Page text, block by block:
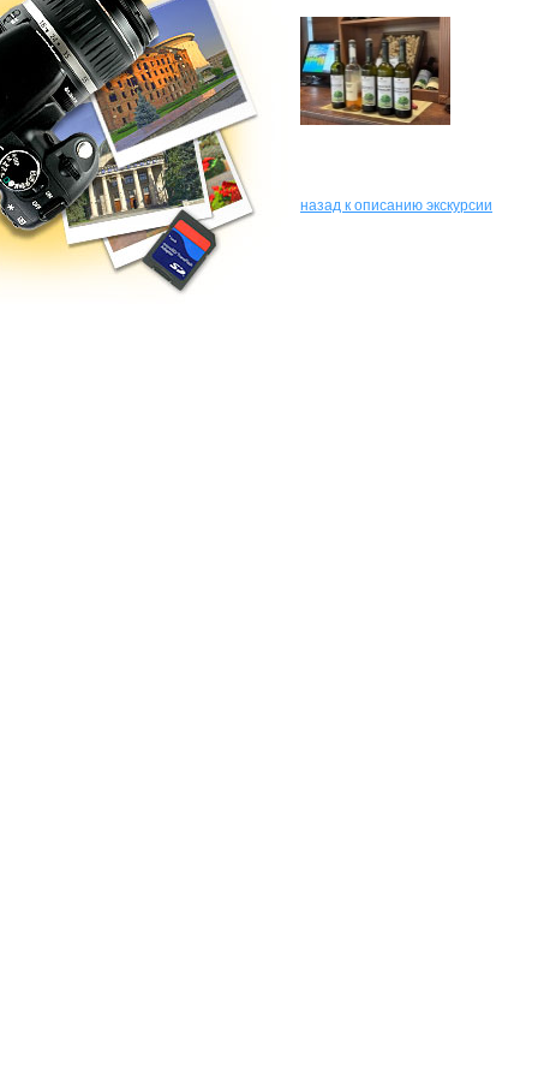
назад к описанию экскурсии